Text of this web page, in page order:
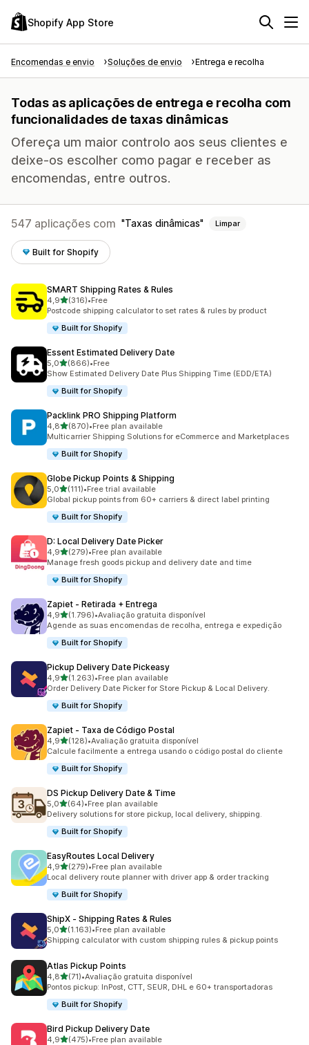
Shopify App Store
Encomendas e envio Soluções de envio Entrega e recolha
Todas as aplicações de entrega e recolha com
funcionalidades de taxas dinâmicas
Ofereça um maior controlo aos seus clientes e
deixe-os escolher como pagar e receber as
encomendas, entre outros.
547 aplicações com Taxas dinâmicas Limpar
Built for Shopify
SMART Shipping Rates & Rules
4,9de 5 estrelas
(316)
316 total de avaliações
•Free
Postcode shipping calculator to set rates & rules by product
Built for Shopify
Essent Estimated Delivery Date
5,0de 5 estrelas
(866)
866 total de avaliações
•Free
Show Estimated Delivery Date Plus Shipping Time (EDD/ETA)
Built for Shopify
Packlink PRO Shipping Platform
4,8de 5 estrelas
(870)
870 total de avaliações
•Free plan available
Multicarrier Shipping Solutions for eCommerce and Marketplaces
Built for Shopify
Globe Pickup Points & Shipping
5,0de 5 estrelas
(111)
111 total de avaliações
•Free trial available
Global pickup points from 60+ carriers & direct label printing
Built for Shopify
D: Local Delivery Date Picker
4,9de 5 estrelas
(279)
279 total de avaliações
•Free plan available
Manage fresh goods pickup and delivery date and time
Built for Shopify
Zapiet ‑ Retirada + Entrega
4,9de 5 estrelas
(1.796)
1796 total de avaliações
•Avaliação gratuita disponível
Agende as suas encomendas de recolha, entrega e expedição
Built for Shopify
Pickup Delivery Date Pickeasy
4,9de 5 estrelas
(1.263)
1263 total de avaliações
•Free plan available
Order Delivery Date Picker for Store Pickup & Local Delivery.
Built for Shopify
Zapiet ‑ Taxa de Código Postal
4,9de 5 estrelas
(128)
128 total de avaliações
•Avaliação gratuita disponível
Calcule facilmente a entrega usando o código postal do cliente
Built for Shopify
DS Pickup Delivery Date & Time
5,0de 5 estrelas
(64)
64 total de avaliações
•Free plan available
Delivery solutions for store pickup, local delivery, shipping.
Built for Shopify
EasyRoutes Local Delivery
4,9de 5 estrelas
(279)
279 total de avaliações
•Free plan available
Local delivery route planner with driver app & order tracking
Built for Shopify
ShipX ‑ Shipping Rates & Rules
5,0de 5 estrelas
(1.163)
1163 total de avaliações
•Free plan available
Shipping calculator with custom shipping rules & pickup points
Atlas Pickup Points
4,8de 5 estrelas
(71)
71 total de avaliações
•Avaliação gratuita disponível
Pontos pickup: InPost, CTT, SEUR, DHL e 60+ transportadoras
Built for Shopify
Bird Pickup Delivery Date
4,9de 5 estrelas
(475)•Free plan available